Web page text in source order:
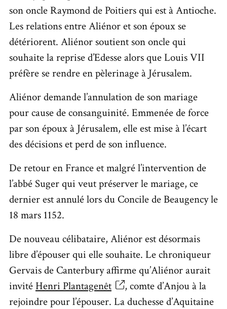
son oncle Raymond de Poitiers qui est à Antioche.
Les relations entre Aliénor et son époux se
détériorent. Aliénor soutient son oncle qui
souhaite la reprise d’Edesse alors que Louis VII
préfère se rendre en pèlerinage à Jérusalem.
Aliénor demande l’annulation de son mariage
pour cause de consanguinité. Emmenée de force
par son époux à Jérusalem, elle est mise à l’écart
des décisions et perd de son influence.
De retour en France et malgré l’intervention de
l’abbé Suger qui veut préserver le mariage, ce
dernier est annulé lors du Concile de Beaugency le
18 mars 1152.
De nouveau célibataire, Aliénor est désormais
libre d’épouser qui elle souhaite. Le chroniqueur
Gervais de Canterbury affirme qu’Aliénor aurait
invitéHenri Plantagenêt
, comte d’Anjou à la
rejoindre pour l’épouser. La duchesse d’Aquitaine